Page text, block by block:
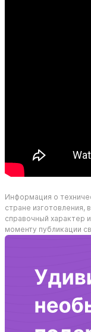
Информация о
стране изготовления,
справочный характер
моменту публикации